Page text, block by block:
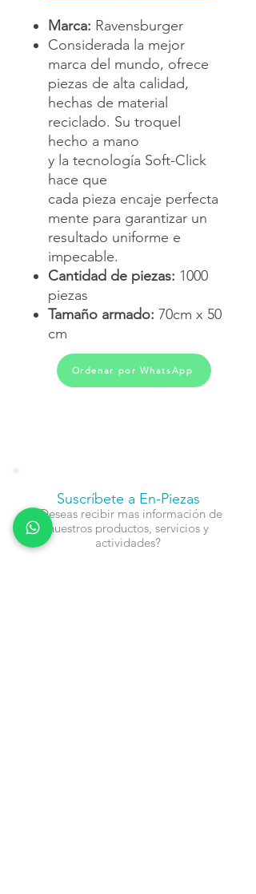
Marca: Ravensburger
Considerada la mejor
marca del mundo, ofrece
piezas de alta calidad,
hechas de material
reciclado. Su troquel
hecho a mano
y la tecnología Soft-Click
hace que
cada pieza encaje perfecta
mente para garantizar un
resultado uniforme e
impecable.
Cantidad de piezas: 1000
piezas
Tamaño armado: 70cm x 50
cm
Ordenar por WhatsApp
Suscríbete a En-Piezas
¿Deseas recibir mas información de
nuestros productos, servicios y
actividades?